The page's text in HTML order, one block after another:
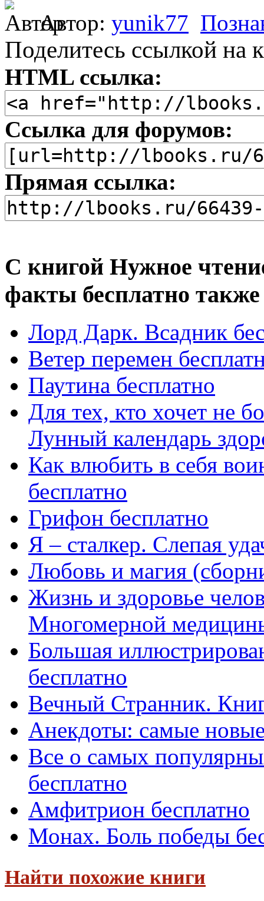
Автор: yunik77
Поделитесь ссылкой на
HTML ссылка:
Ссылка для форумов:
Прямая ссылка:
С книгой Нужное
факты бесплатно
Лорд Дарк. Всадник
Ветер перемен
Паутина бесплатно
Для тех, кто хочет не
Лунный календарь
Как влюбить в себя
бесплатно
Грифон бесплатно
Я – сталкер. Слепая
Любовь и магия
Жизнь и здоровье
Многомерной
Большая
бесплатно
Вечный Странник.
Анекдоты: самые
Все о самых
бесплатно
Амфитрион бесплатно
Монах. Боль победы
Найти похожие книги